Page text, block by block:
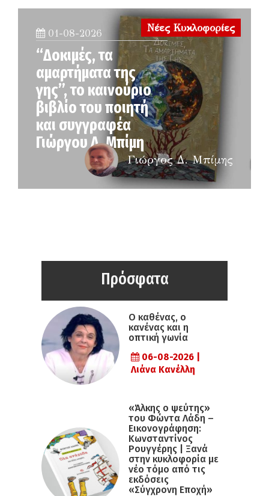
01-08-2026
“Δοκιμές, τα
αμαρτήματα της
γης”, το καινούριο
βιβλίο του ποιητή
και συγγραφέα
Γιώργου Δ. Μπίμη
Νέες Κυκλοφορίες
Γιώργος Δ. Μπίμης
Πρόσφατα
Ο καθένας, ο
κανένας και η
οπτική γωνία
06-08-2026 |
Λιάνα Κανέλλη
«Άλκης ο ψεύτης»
του Φώντα Λάδη –
Εικονογράφηση:
Κωνσταντίνος
Ρουγγέρης | Ξανά
στην κυκλοφορία με
νέο τόμο από τις
εκδόσεις
«Σύγχρονη Εποχή»